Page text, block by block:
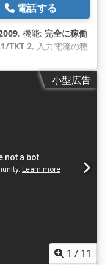
電話する
, 機能: 完全に稼働
TKT 2, 入力電流の種
小型広告
1 / 11